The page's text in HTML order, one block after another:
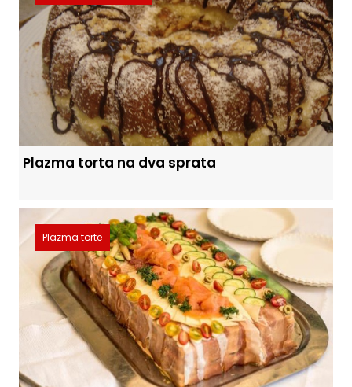
Plazma torta na dva sprata
Plazma torte